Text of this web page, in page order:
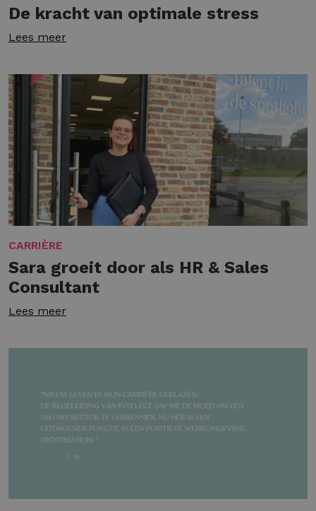
De kracht van optimale stress
Lees meer
CARRIÈRE
Sara groeit door als HR & Sales
Consultant
Lees meer